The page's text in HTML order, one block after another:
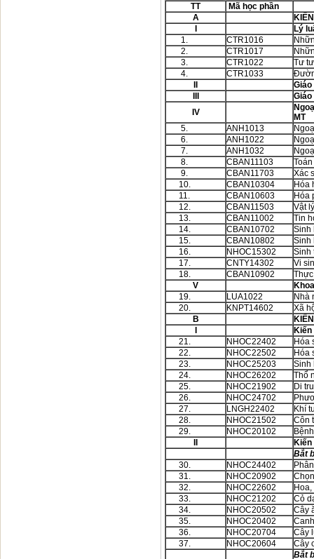
TT
Mã học phần
A
Lý
1.
CTR1016
2.
CTR1017
3.
CTR1022
Tư
4.
CTR1033
Giáo
IV
MT
5.
ANH1013
6.
ANH1022
7.
ANH1032
8.
CBAN11103
9.
CBAN11703
Xác
10.
CBAN10304
Hóa
11.
CBAN10603
Hóa
12.
CBAN11503
Vật
13.
CBAN11002
Tin
14.
CBAN10702
Sinh
15.
CBAN10802
Sinh
16.
NHOC15302
Sinh
17.
CNTY14302
Vi
18.
CBAN10902
V
19.
LUA1022
Nhà
20.
KNPT14602
Xã
B
21.
NHOC22402
Hóa
22.
NHOC22502
Hóa
23.
NHOC25203
Sinh
24.
NHOC26202
Thổ
25.
NHOC21902
Di
26.
NHOC24702
27.
LNGH22402
Khí
28.
NHOC21502
Côn
29.
NHOC20102
Bắt
30.
NHOC24402
31.
NHOC20902
32.
NHOC22602
33.
NHOC21202
Cỏ
34.
NHOC20502
Cây
35.
NHOC20402
36.
NHOC20704
Cây
37.
NHOC20604
Cây
Bắt